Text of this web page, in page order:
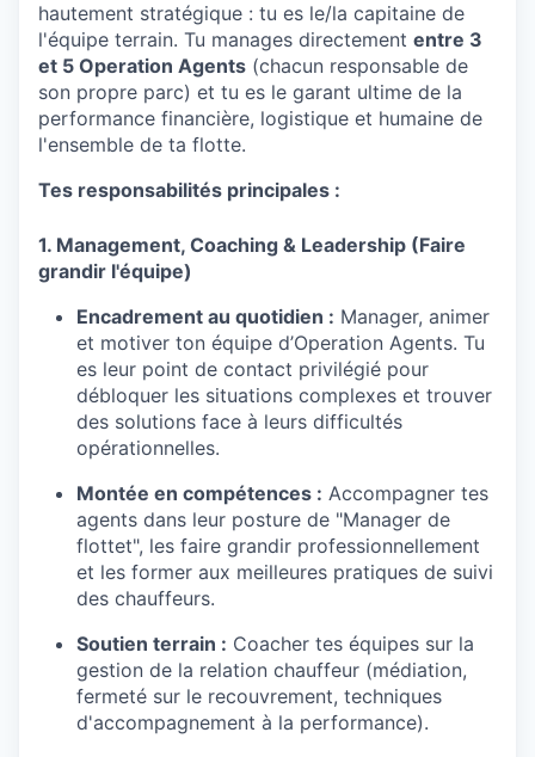
hautement stratégique : tu es le/la capitaine de
l'équipe terrain. Tu manages directement entre 3
et 5 Operation Agents (chacun responsable de
son propre parc) et tu es le garant ultime de la
performance financière, logistique et humaine de
l'ensemble de ta flotte.
Tes responsabilités principales :
1. Management, Coaching & Leadership (Faire
grandir l'équipe)
Encadrement au quotidien : Manager, animer
et motiver ton équipe d’Operation Agents. Tu
es leur point de contact privilégié pour
débloquer les situations complexes et trouver
des solutions face à leurs difficultés
opérationnelles.
Montée en compétences : Accompagner tes
agents dans leur posture de "Manager de
flottet", les faire grandir professionnellement
et les former aux meilleures pratiques de suivi
des chauffeurs.
Soutien terrain : Coacher tes équipes sur la
gestion de la relation chauffeur (médiation,
fermeté sur le recouvrement, techniques
d'accompagnement à la performance).